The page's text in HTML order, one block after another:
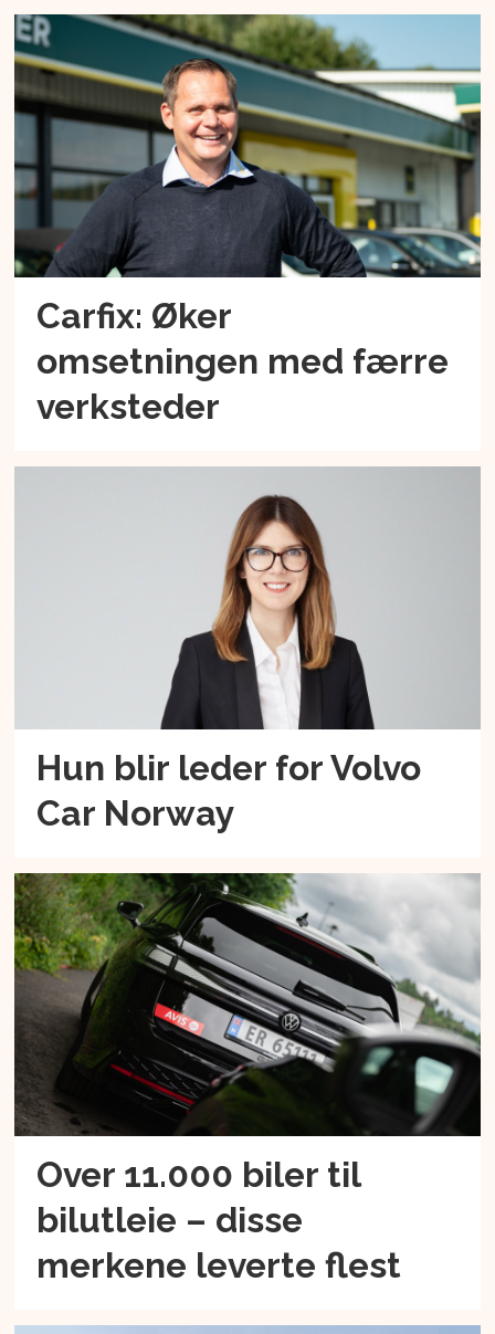
Carfix: Øker
omsetningen med færre
verksteder
Hun blir leder for Volvo
Car Norway
Over 11.000 biler til
bilutleie – disse
merkene leverte flest